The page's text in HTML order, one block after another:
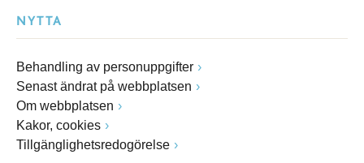
NYTTA
Behandling av personuppgifter
Senast ändrat på webbplatsen
Om webbplatsen
Kakor, cookies
Tillgänglighetsredogörelse